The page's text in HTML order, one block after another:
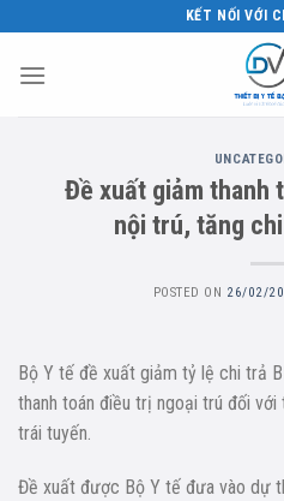
content
KẾT NỐI VỚI
Đề xuất giảm thanh
nội trú, tăng
POSTED ON 26/02/
Bộ Y tế đề xuất giảm tỷ lệ chi trả
thanh toán điều trị ngoại trú đối
trái tuyến.
Đề xuất được Bộ Y tế đưa vào dự